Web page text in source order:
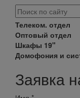
Телеком. отдел
Оптовый отдел
Шкафы 19"
Домофония и
Заявка